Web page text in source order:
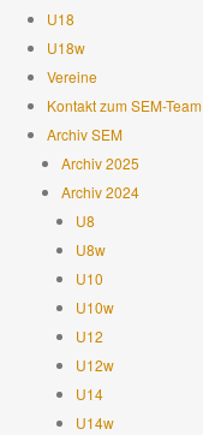
U18
U18w
Vereine
Kontakt zum SEM-Team
Archiv SEM
Archiv 2025
Archiv 2024
U8
U8w
U10
U10w
U12
U12w
U14
U14w